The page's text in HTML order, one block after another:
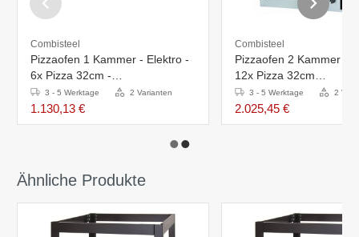
Combisteel
Pizzaofen 1 Kammer - Elektro -
6x Pizza 32cm -
975x1214x413(h)mm
3 - 5 Werktage 2 Varianten
1.130,13 €
Combisteel
Pizzaofen 2 Kammer -
12x Pizza 32cm
-975x1214x(h)745mm
3 - 5 Werktage 2
2.025,45 €
Ähnliche Produkte